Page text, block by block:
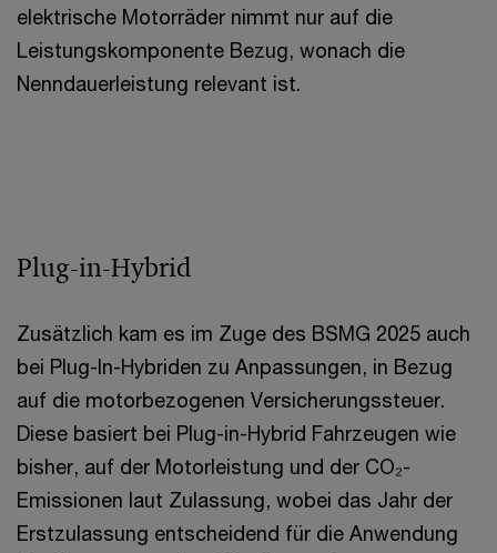
elektrische Motorräder nimmt nur auf die
Leistungskomponente Bezug, wonach die
Nenndauerleistung relevant ist.
Plug-in-Hybrid
Zusätzlich kam es im Zuge des BSMG 2025 auch
bei Plug-In-Hybriden zu Anpassungen, in Bezug
auf die motorbezogenen Versicherungssteuer.
Diese basiert bei Plug-in-Hybrid Fahrzeugen wie
bisher, auf der Motorleistung und der CO₂-
Emissionen laut Zulassung, wobei das Jahr der
Erstzulassung entscheidend für die Anwendung